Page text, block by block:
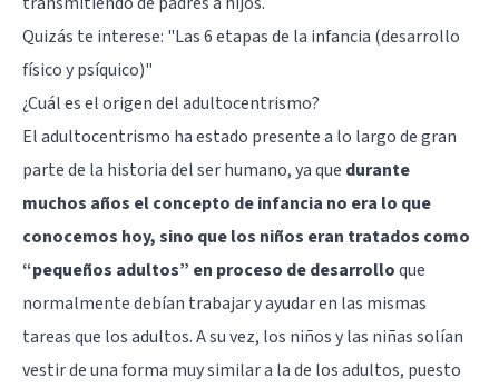
Quizás te interese: "Las 6 etapas de la infancia (desarrollo
físico y psíquico)"
¿Cuál es el origen del adultocentrismo?
El adultocentrismo ha estado presente a lo largo de gran
parte de la historia del ser humano, ya que durante
muchos años el concepto de infancia no era lo que
conocemos hoy, sino que los niños eran tratados como
“pequeños adultos” en proceso de desarrolloque
normalmente debían trabajar y ayudar en las mismas
tareas que los adultos. A su vez, los niños y las niñas solían
vestir de una forma muy similar a la de los adultos, puesto